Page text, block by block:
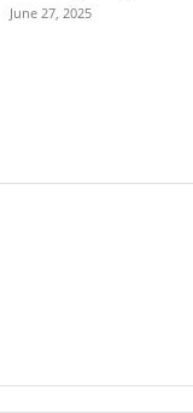
June 27, 2025